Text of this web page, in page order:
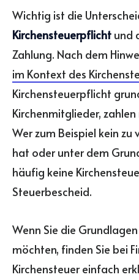
Wichtig ist die
Kirchensteuerpflicht und
Zahlung. Nach dem
im Kontext des
Kirchensteuerpflicht
Kirchenmitglieder,
Wer zum Beispiel kein zu
hat oder unter dem
häufig keine
Steuerbescheid.
Wenn Sie die
möchten, finden Sie bei
Kirchensteuer einfach